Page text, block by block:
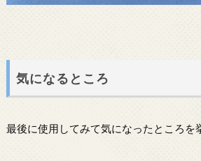
気になるところ
最後に使用してみて気になったところを